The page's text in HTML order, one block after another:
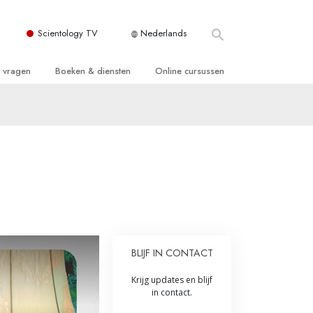
Scientology TV Nederlands
van Scientology
Boeken & diensten Online cursussen
Integriteit en Eerlijkheid
Het Huwelijk
BLIJF IN CONTACT
Krijg updates en blijf
in contact.